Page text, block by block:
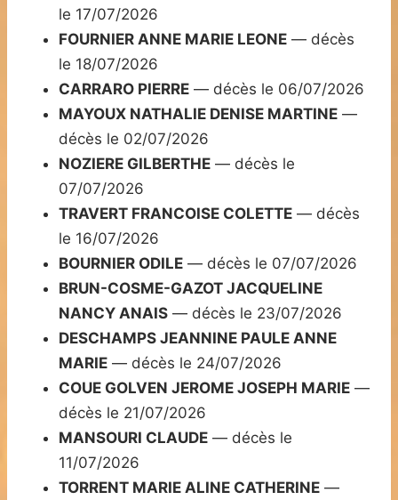
le 17/07/2026
FOURNIER ANNE MARIE LEONE — décès
le 18/07/2026
CARRARO PIERRE — décès le 06/07/2026
MAYOUX NATHALIE DENISE MARTINE —
décès le 02/07/2026
NOZIERE GILBERTHE — décès le
07/07/2026
TRAVERT FRANCOISE COLETTE — décès
le 16/07/2026
BOURNIER ODILE — décès le 07/07/2026
BRUN-COSME-GAZOT JACQUELINE
NANCY ANAIS — décès le 23/07/2026
DESCHAMPS JEANNINE PAULE ANNE
MARIE — décès le 24/07/2026
COUE GOLVEN JEROME JOSEPH MARIE —
décès le 21/07/2026
MANSOURI CLAUDE — décès le
11/07/2026
TORRENT MARIE ALINE CATHERINE —